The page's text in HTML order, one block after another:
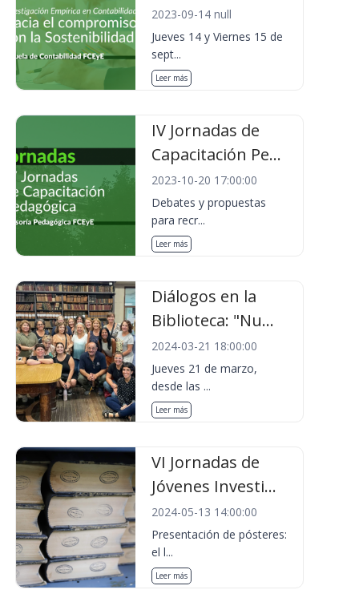
2023-09-14 null
Jueves 14 y Viernes 15 de
sept...
Leer más
IV Jornadas de
Capacitación Pe...
2023-10-20 17:00:00
Debates y propuestas
para recr...
Leer más
Diálogos en la
Biblioteca: "Nu...
2024-03-21 18:00:00
Jueves 21 de marzo,
desde las ...
Leer más
VI Jornadas de
Jóvenes Investi...
2024-05-13 14:00:00
Presentación de pósteres:
el l...
Leer más